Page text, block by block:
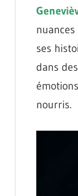
ses
dans
nourris.